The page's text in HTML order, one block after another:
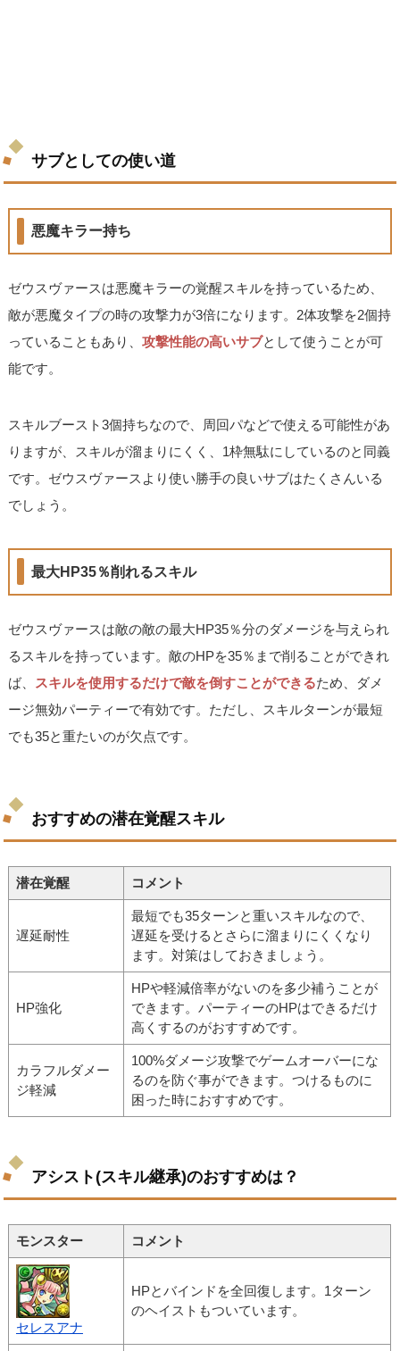
サブとしての使い道
悪魔キラー持ち
ゼウスヴァースは悪魔キラーの覚醒スキルを持っているため、
敵が悪魔タイプの時の攻撃力が3倍になります。2体攻撃を2個持
っていることもあり、攻撃性能の高いサブとして使うことが可
能です。
スキルブースト3個持ちなので、周回パなどで使える可能性があ
りますが、スキルが溜まりにくく、1枠無駄にしているのと同義
です。ゼウスヴァースより使い勝手の良いサブはたくさんいる
でしょう。
最大HP35％削れるスキル
ゼウスヴァースは敵の敵の最大HP35％分のダメージを与えられ
るスキルを持っています。敵のHPを35％まで削ることができれ
ば、 スキルを使用するだけで敵を倒すことができるため、ダメ
ージ無効パーティーで有効です。ただし、スキルターンが最短
でも35と重たいのが欠点です。
おすすめの潜在覚醒スキル
潜在覚醒 コメント
遅延耐性
最短でも35ターンと重いスキルなので、
遅延を受けるとさらに溜まりにくくなり
ます。対策はしておきましょう。
HP強化
HPや軽減倍率がないのを多少補うことが
できます。パーティーのHPはできるだけ
高くするのがおすすめです。
カラフルダメー
ジ軽減
100%ダメージ攻撃でゲームオーバーにな
るのを防ぐ事ができます。つけるものに
困った時におすすめです。
アシスト(スキル継承)のおすすめは？
モンスター コメント
セレスアナ
HPとバインドを全回復します。1ターン
のヘイストもついています。